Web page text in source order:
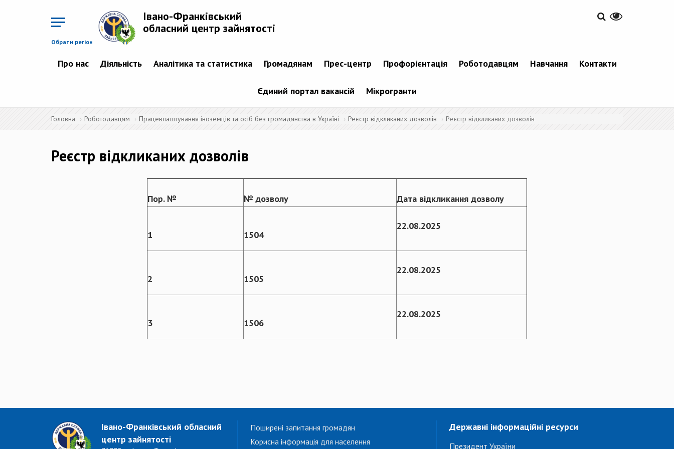
Обрати регіон
Івано-Франківський
обласний центр зайнятості
Про нас Діяльність Аналітика та статистика Громадянам Прес-центр Профорієнтація Роботодавцям Навчання Контакти
Єдиний портал вакансій Мікрогранти
Головна Роботодавцям Працевлаштування іноземців та осіб без громадянства в Україні Реєстр відкликаних дозволів Реєстр відкликаних дозволів
Реєстр відкликаних дозволів
Пор. № № дозволу Дата відкликання дозволу
1 1504
22.08.2025
2 1505
22.08.2025
3 1506
22.08.2025
Івано-Франківський обласний
центр зайнятості
Поширені запитання громадян
Корисна інформація для населення
Державні інформаційні ресурси
Президент України